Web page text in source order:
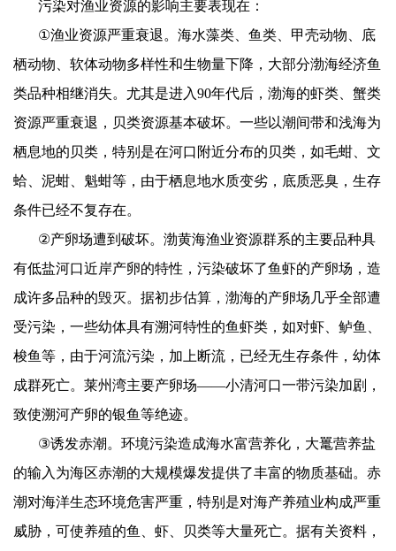
污染对渔业资源的影响主要表现在：
①渔业资源严重衰退。海水藻类、鱼类、甲壳动物、底
栖动物、软体动物多样性和生物量下降，大部分渤海经济鱼
类品种相继消失。尤其是进入90年代后，渤海的虾类、蟹类
资源严重衰退，贝类资源基本破坏。一些以潮间带和浅海为
栖息地的贝类，特别是在河口附近分布的贝类，如毛蚶、文
蛤、泥蚶、魁蚶等，由于栖息地水质变劣，底质恶臭，生存
条件已经不复存在。
②产卵场遭到破坏。渤黄海渔业资源群系的主要品种具
有低盐河口近岸产卵的特性，污染破坏了鱼虾的产卵场，造
成许多品种的毁灭。据初步估算，渤海的产卵场几乎全部遭
受污染，一些幼体具有溯河特性的鱼虾类，如对虾、鲈鱼、
梭鱼等，由于河流污染，加上断流，已经无生存条件，幼体
成群死亡。莱州湾主要产卵场——小清河口一带污染加剧，
致使溯河产卵的银鱼等绝迹。
③诱发赤潮。环境污染造成海水富营养化，大鼍营养盐
的输入为海区赤潮的大规模爆发提供了丰富的物质基础。赤
潮对海洋生态环境危害严重，特别是对海产养殖业构成严重
威胁，可使养殖的鱼、虾、贝类等大量死亡。据有关资料，